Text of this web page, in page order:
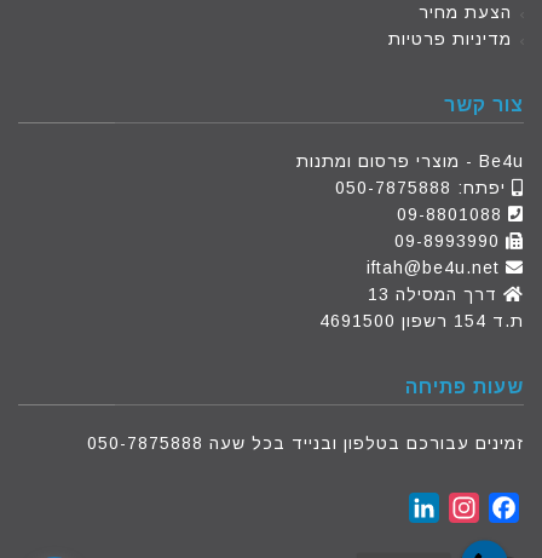
הצעת מחיר
מדיניות פרטיות
צור קשר
Be4u - מוצרי פרסום ומתנות
יפתח: 050-7875888
09-8801088
iftah@be4u.net
דרך המסילה 13
ת.ד 154 רשפון 4691500
שעות פתיחה
זמינים עבורכם בטלפון ובנייד בכל שעה 050-7875888
Facebook
Instagram